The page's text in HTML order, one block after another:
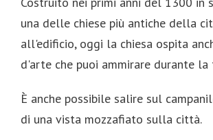
una delle chiese più antiche della
all'edificio, oggi la chiesa ospita
d'arte che puoi ammirare durante la
È anche possibile salire sul
di una vista mozzafiato sulla città.